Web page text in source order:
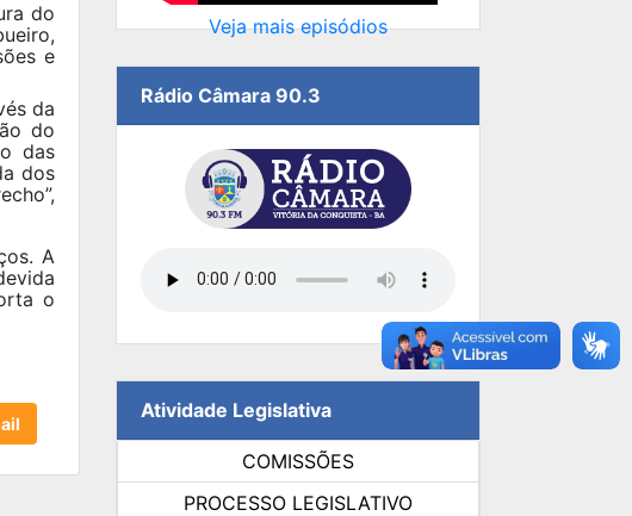
do
e
da
do
das
dos
A
o
Veja mais episódios
Rádio Câmara 90.3
Atividade Legislativa
COMISSÕES
PROCESSO LEGISLATIVO